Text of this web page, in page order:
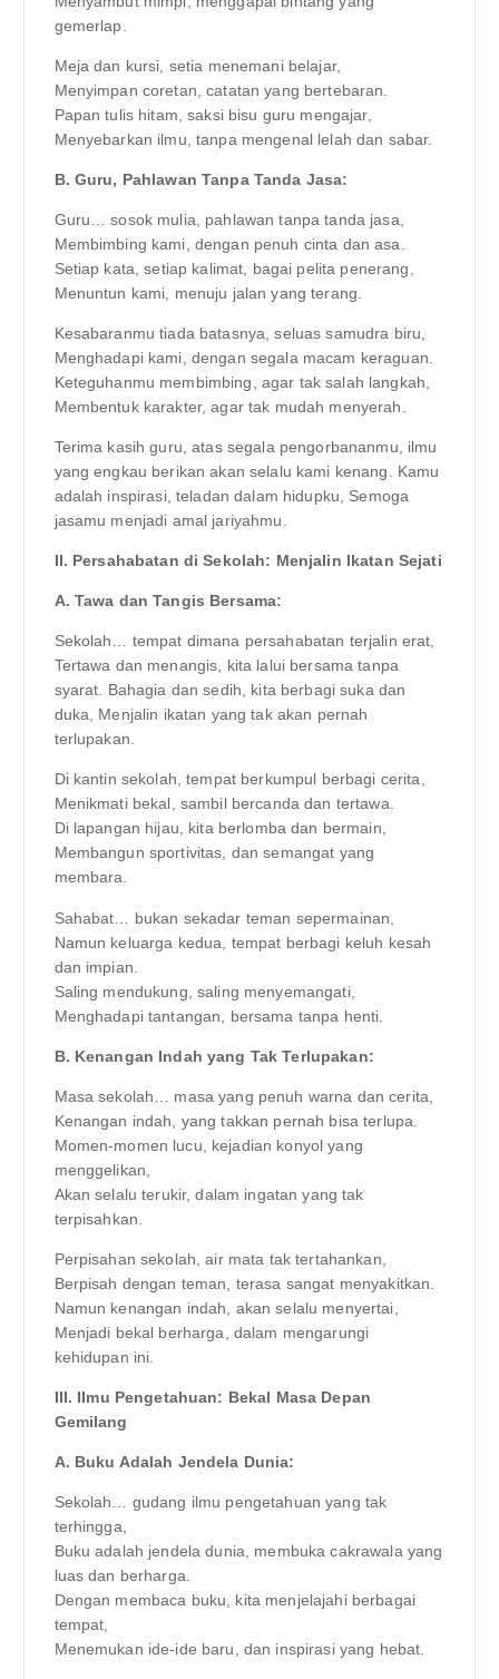
gemerlap.
Meja dan kursi, setia menemani belajar,
Menyimpan coretan, catatan yang bertebaran.
Papan tulis hitam, saksi bisu guru mengajar,
Menyebarkan ilmu, tanpa mengenal lelah dan sabar.
B. Guru, Pahlawan Tanpa Tanda Jasa:
Guru… sosok mulia, pahlawan tanpa tanda jasa,
Membimbing kami, dengan penuh cinta dan asa.
Setiap kata, setiap kalimat, bagai pelita penerang,
Menuntun kami, menuju jalan yang terang.
Kesabaranmu tiada batasnya, seluas samudra biru,
Menghadapi kami, dengan segala macam keraguan.
Keteguhanmu membimbing, agar tak salah langkah,
Membentuk karakter, agar tak mudah menyerah.
Terima kasih guru, atas segala pengorbananmu, ilmu
yang engkau berikan akan selalu kami kenang. Kamu
adalah inspirasi, teladan dalam hidupku, Semoga
jasamu menjadi amal jariyahmu.
II. Persahabatan di Sekolah: Menjalin Ikatan Sejati
A. Tawa dan Tangis Bersama:
Sekolah… tempat dimana persahabatan terjalin erat,
Tertawa dan menangis, kita lalui bersama tanpa
syarat. Bahagia dan sedih, kita berbagi suka dan
duka, Menjalin ikatan yang tak akan pernah
terlupakan.
Di kantin sekolah, tempat berkumpul berbagi cerita,
Menikmati bekal, sambil bercanda dan tertawa.
Di lapangan hijau, kita berlomba dan bermain,
Membangun sportivitas, dan semangat yang
membara.
Sahabat… bukan sekadar teman sepermainan,
Namun keluarga kedua, tempat berbagi keluh kesah
dan impian.
Saling mendukung, saling menyemangati,
Menghadapi tantangan, bersama tanpa henti.
B. Kenangan Indah yang Tak Terlupakan:
Masa sekolah… masa yang penuh warna dan cerita,
Kenangan indah, yang takkan pernah bisa terlupa.
Momen-momen lucu, kejadian konyol yang
menggelikan,
Akan selalu terukir, dalam ingatan yang tak
terpisahkan.
Perpisahan sekolah, air mata tak tertahankan,
Berpisah dengan teman, terasa sangat menyakitkan.
Namun kenangan indah, akan selalu menyertai,
Menjadi bekal berharga, dalam mengarungi
kehidupan ini.
III. Ilmu Pengetahuan: Bekal Masa Depan
Gemilang
A. Buku Adalah Jendela Dunia:
Sekolah… gudang ilmu pengetahuan yang tak
terhingga,
Buku adalah jendela dunia, membuka cakrawala yang
luas dan berharga.
Dengan membaca buku, kita menjelajahi berbagai
tempat,
Menemukan ide-ide baru, dan inspirasi yang hebat.